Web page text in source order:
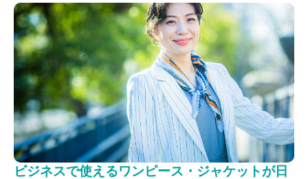
ビジネスで使えるワンピース・ジャケットが日